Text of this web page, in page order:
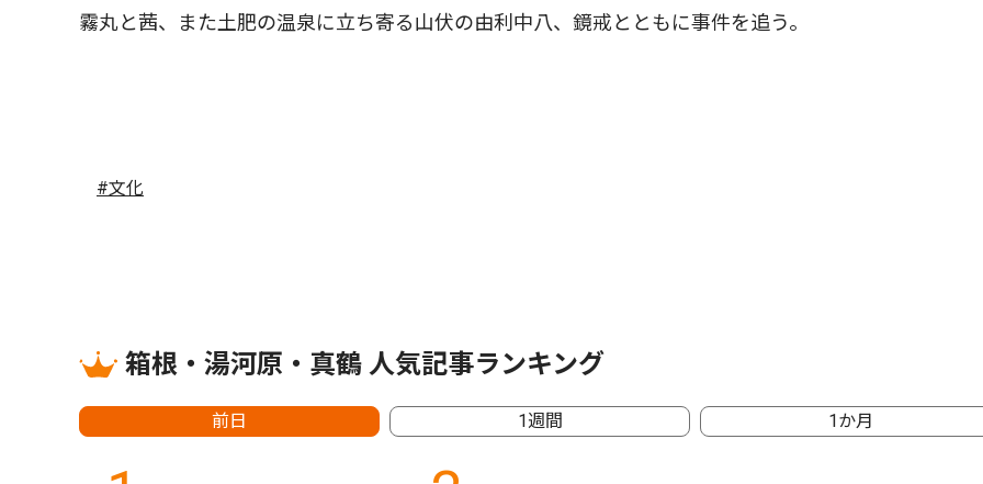
霧丸と茜、また土肥の温泉に立ち寄る山伏の由利中八、鏡戒とともに事件を追う。
#文化
箱根・湯河原・真鶴 人気記事ランキング
前日 1週間 1か月